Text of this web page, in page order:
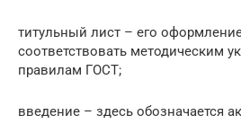
титульный лист – его
соответствовать методическим
правилам ГОСТ;
введение – здесь обозначается